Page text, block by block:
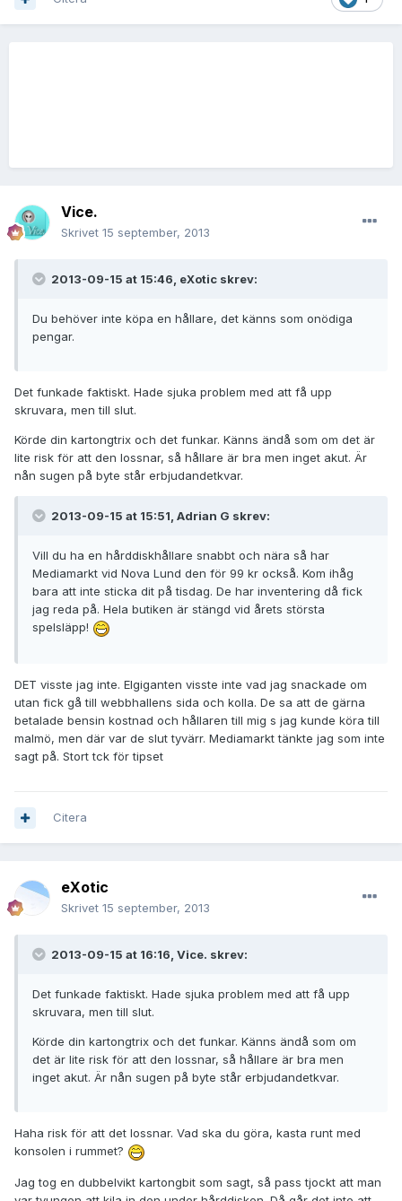
Vice.
Skrivet 15 september, 2013
2013-09-15 at 15:46, eXotic skrev:
Du behöver inte köpa en hållare, det känns som onödiga
pengar.
Det funkade faktiskt. Hade sjuka problem med att få upp
skruvara, men till slut.
Körde din kartongtrix och det funkar. Känns ändå som om det är
lite risk för att den lossnar, så hållare är bra men inget akut. Är
nån sugen på byte står erbjudandetkvar.
2013-09-15 at 15:51, Adrian G skrev:
Vill du ha en hårddiskhållare snabbt och nära så har
Mediamarkt vid Nova Lund den för 99 kr också. Kom ihåg
bara att inte sticka dit på tisdag. De har inventering då fick
jag reda på. Hela butiken är stängd vid årets största
spelsläpp!
DET visste jag inte. Elgiganten visste inte vad jag snackade om
utan fick gå till webbhallens sida och kolla. De sa att de gärna
betalade bensin kostnad och hållaren till mig s jag kunde köra till
malmö, men där var de slut tyvärr. Mediamarkt tänkte jag som inte
sagt på. Stort tck för tipset
Citera
eXotic
Skrivet 15 september, 2013
2013-09-15 at 16:16, Vice. skrev:
Det funkade faktiskt. Hade sjuka problem med att få upp
skruvara, men till slut.
Körde din kartongtrix och det funkar. Känns ändå som om
det är lite risk för att den lossnar, så hållare är bra men
inget akut. Är nån sugen på byte står erbjudandetkvar.
Haha risk för att det lossnar. Vad ska du göra, kasta runt med
konsolen i rummet?
Jag tog en dubbelvikt kartongbit som sagt, så pass tjockt att man